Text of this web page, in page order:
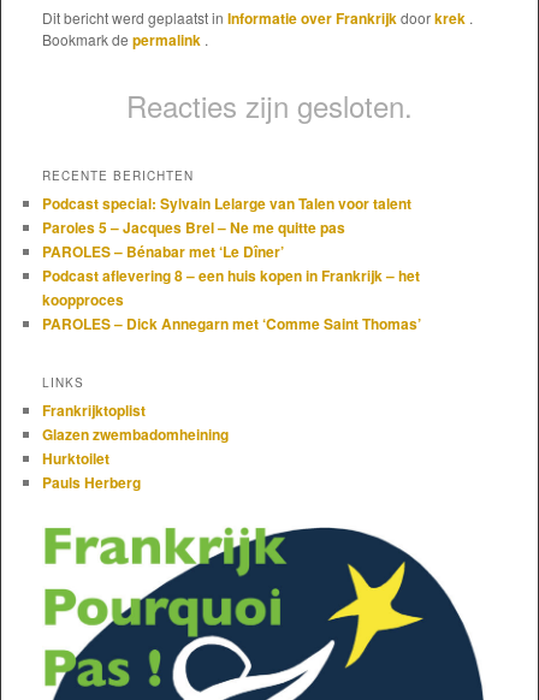
Dit bericht werd geplaatst in Informatie over Frankrijkdoorkrek .
Bookmark de permalink .
Reacties zijn gesloten.
RECENTE BERICHTEN
Podcast special: Sylvain Lelarge van Talen voor talent
Paroles 5 – Jacques Brel – Ne me quitte pas
PAROLES – Bénabar met ‘Le Dîner’
Podcast aflevering 8 – een huis kopen in Frankrijk – het
koopproces
PAROLES – Dick Annegarn met ‘Comme Saint Thomas’
LINKS
Frankrijktoplist
Glazen zwembadomheining
Hurktoilet
Pauls Herberg